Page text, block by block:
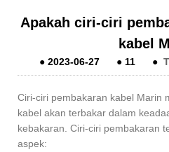
Apakah ciri-ciri
kabel
●2023-06-27 ● 11 ●
Ciri-ciri pembakaran kabel Marin
kabel akan terbakar dalam
kebakaran. Ciri-ciri pembakaran
aspek: